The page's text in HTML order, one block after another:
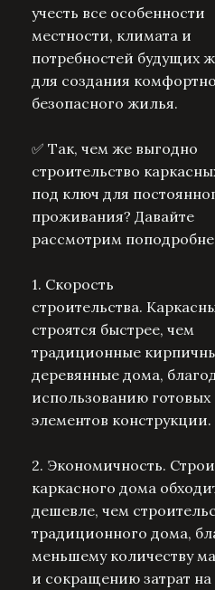
учесть все особенности
местности, климата и
потребностей будущих
для создания
безопасного жилья.
✅ Так, чем же выгодно
строительство
под ключ для
проживания? Давайте
рассмотрим
1. Скорость
строительства.
строятся быстрее, чем
традиционные
деревянные дома,
использованию готовых
элементов конструкции.
2. Экономичность.
каркасного дома
дешевле, чем
традиционного дома,
меньшему количеству
и сокращению затрат